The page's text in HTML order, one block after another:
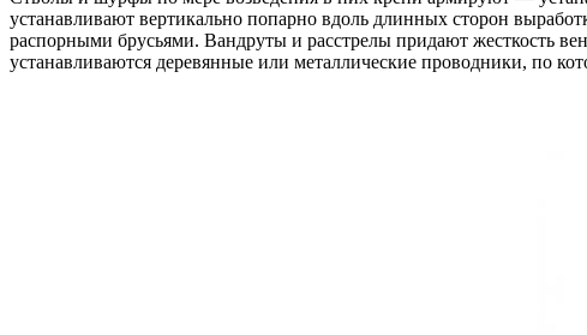
устанавливают вертикально попарно вдоль длинных сторон
распорными брусьями. Вандруты и расстрелы придают жесткость
устанавливаются деревянные или металлические проводники, по